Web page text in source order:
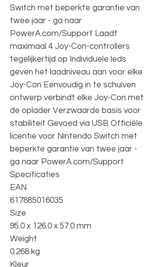
Switch met beperkte garantie van
twee jaar - ga naar
PowerA.com/Support Laadt
maximaal 4 Joy-Con-controllers
tegelijkertijd op Individuele leds
geven het laadniveau aan voor elke
Joy-Con Eenvoudig in te schuiven
ontwerp verbindt elke Joy-Con met
de oplader Verzwaarde basis voor
stabiliteit Gevoed via USB Officiële
licentie voor Nintendo Switch met
beperkte garantie van twee jaar -
ga naar PowerA.com/Support
Specificaties
EAN
617885016035
Size
95.0 x 126.0 x 57.0 mm
Weight
0.268 kg
Kleur